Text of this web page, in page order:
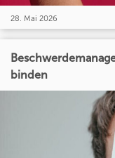
28. Mai 2026
binden